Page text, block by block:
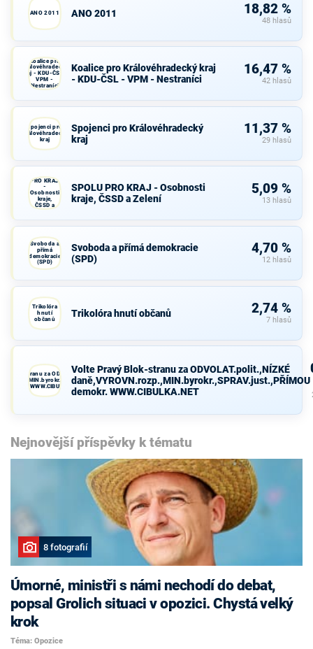
ANO 2011 ANO 2011 18,82 %
48 hlasů
Koalice pro
Královéhradecký
kraj - KDU-ČSL -
VPM -
Nestraníci
Koalice pro Královéhradecký kraj
- KDU-ČSL - VPM - Nestraníci
16,47 %
42 hlasů
Spojenci pro
Královéhradecký
kraj
Spojenci pro Královéhradecký
kraj
11,37 %
29 hlasů
PRO KRAJ
-
Osobnosti
kraje,
ČSSD a
Zelení
SPOLU PRO KRAJ - Osobnosti
kraje, ČSSD a Zelení
5,09 %
13 hlasů
Svoboda a
přímá
demokracie
(SPD)
Svoboda a přímá demokracie
(SPD)
4,70 %
12 hlasů
Trikolóra
hnutí
občanů
Trikolóra hnutí občanů 2,74 %
7 hlasů
Blok-stranu za ODVOLAT.polit.,NÍZKÉ
demokr. WWW.CIBULKA.NET
Volte Pravý Blok-stranu za ODVOLAT.polit.,NÍZKÉ
daně,VYROVN.rozp.,MIN.byrokr.,SPRAV.just.,PŘÍMOU
demokr. WWW.CIBULKA.NET
Nejnovější příspěvky k tématu
8 fotografií
Úmorné, ministři s námi nechodí do debat,
popsal Grolich situaci v opozici. Chystá velký
krok
Téma: Opozice